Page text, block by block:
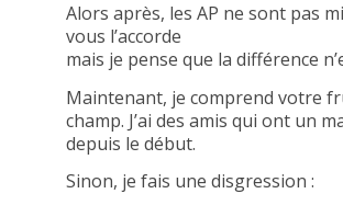
Alors après, les AP ne sont pas
vous l’accorde
mais je pense que la différence
Maintenant, je comprend votre
champ. J’ai des amis qui ont un
depuis le début.
Sinon, je fais une disgression :